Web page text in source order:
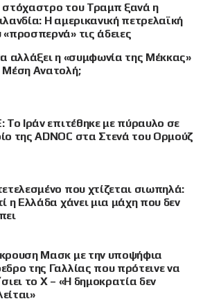
στόχαστρο του Τραμπ ξανά η
Η αμερικανική πετρελαϊκή
«προσπερνά» τις άδειες
αλλάξει η «συμφωνία της Μέκκας»
Μέση Ανατολή;
Το Ιράν επιτέθηκε με πύραυλο σε
της ADNOC στα Στενά του Ορμούζ
που χτίζεται σιωπηλά:
η Ελλάδα χάνει μια μάχη που δεν
Μασκ με την υποψήφια
της Γαλλίας που πρότεινε να
το X – «Η δημοκρατία δεν